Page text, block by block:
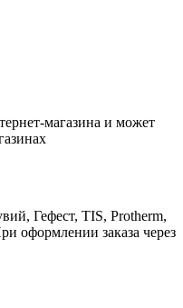
магазина и может
Гефест, TIS, Protherm,
оформлении заказа через